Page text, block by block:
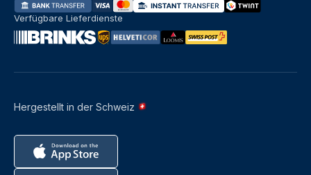
Hergestellt in der Schweiz
Verfügbare Lieferdienste